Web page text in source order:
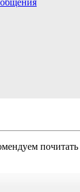
почитать